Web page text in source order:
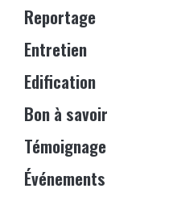
Reportage
Entretien
Edification
Bon à savoir
Témoignage
Événements